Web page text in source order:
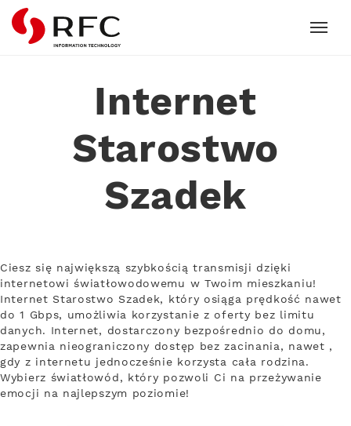
RFC
Internet
Starostwo
Szadek
Ciesz się największą szybkością transmisji dzięki
internetowi światłowodowemu w Twoim mieszkaniu!
Internet Starostwo Szadek, który osiąga prędkość nawet
do 1 Gbps, umożliwia korzystanie z oferty bez limitu
danych. Internet, dostarczony bezpośrednio do domu,
zapewnia nieograniczony dostęp bez zacinania, nawet ,
gdy z internetu jednocześnie korzysta cała rodzina.
Wybierz światłowód, który pozwoli Ci na przeżywanie
emocji na najlepszym poziomie!